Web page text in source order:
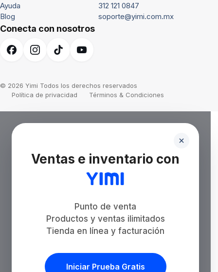
Ayuda
Blog
312 121 0847
soporte@yimi.com.mx
Conecta con nosotros
© 2026 Yimi Todos los derechos reservados
Política de privacidad
Términos & Condiciones
Ventas e inventario con
Punto de venta
Productos y ventas ilimitados
Tienda en línea y facturación
Iniciar Prueba Gratis